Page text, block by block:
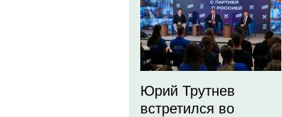
Юрий Трутнев
встретился во